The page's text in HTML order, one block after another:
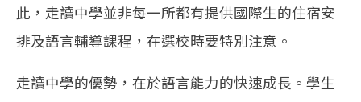
此，走讀中學並非每一所都有提供國際生的住宿安
排及語言輔導課程，在選校時要特別注意。
走讀中學的優勢，在於語言能力的快速成長。學生